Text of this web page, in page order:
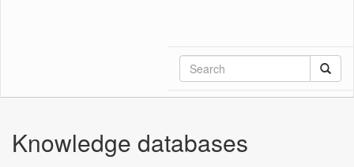
Knowledge databases